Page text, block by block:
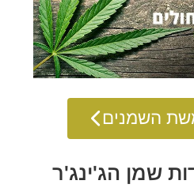
השמנים
שמן הג'ינג'ר